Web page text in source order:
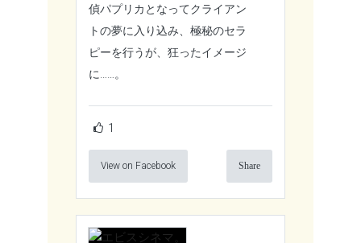
偵パプリカとなってクライアン
トの夢に入り込み、極秘のセラ
ピーを行うが、狂ったイメージ
に……。
1
View on Facebook Share